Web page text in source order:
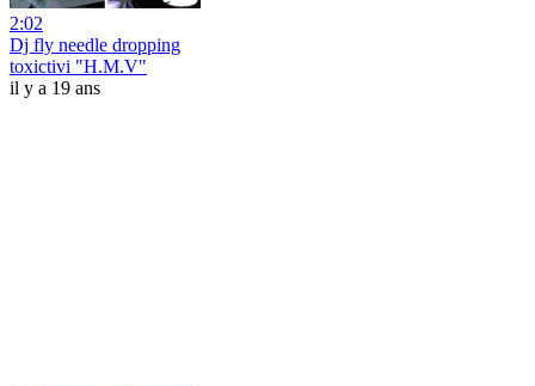
2:02
Dj fly needle dropping
toxictivi "H.M.V"
il y a 19 ans